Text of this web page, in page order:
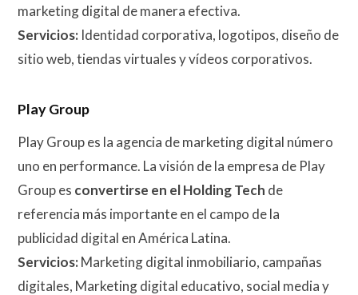
marketing digital de manera efectiva.
Servicios: Identidad corporativa, logotipos, diseño de
sitio web, tiendas virtuales y vídeos corporativos.
Play Group
Play Group es la agencia de marketing digital número
uno en performance. La visión de la empresa de Play
Group es convertirse en el Holding Tech de
referencia más importante en el campo de la
publicidad digital en América Latina.
Servicios:Marketing digital inmobiliario, campañas
digitales, Marketing digital educativo, social media y